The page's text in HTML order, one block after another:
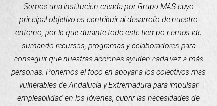
Somos una institución creada por Grupo MAS cuyo
principal objetivo es contribuir al desarrollo de nuestro
entorno, por lo que durante todo este tiempo hemos ido
sumando recursos, programas y colaboradores para
conseguir que nuestras acciones ayuden cada vez a más
personas. Ponemos el foco en apoyar a los colectivos más
vulnerables de Andalucía y Extremadura para impulsar
empleabilidad en los jóvenes, cubrir las necesidades de